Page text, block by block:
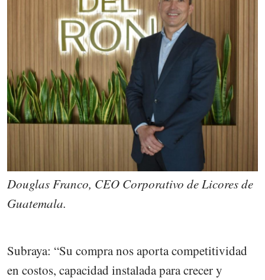
Douglas Franco, CEO Corporativo de Licores de
Guatemala.
Subraya: “Su compra nos aporta competitividad
en costos, capacidad instalada para crecer y